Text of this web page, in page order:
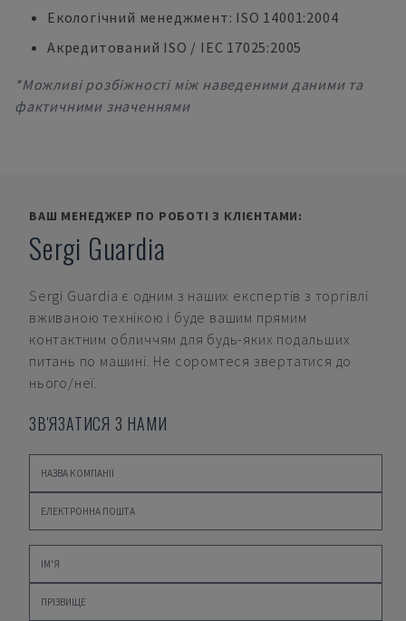
Екологічний менеджмент: ISO 14001:2004
Акредитований ISO / IEC 17025:2005
*Можливі розбіжності між наведеними даними та
фактичними значеннями
ВАШ МЕНЕДЖЕР ПО РОБОТІ З КЛІЄНТАМИ:
Sergi Guardia
Sergi Guardia є одним з наших експертів з торгівлі
вживаною технікою і буде вашим прямим
контактним обличчям для будь-яких подальших
питань по машині. Не соромтеся звертатися до
нього/неї.
ЗВ'ЯЗАТИСЯ З НАМИ